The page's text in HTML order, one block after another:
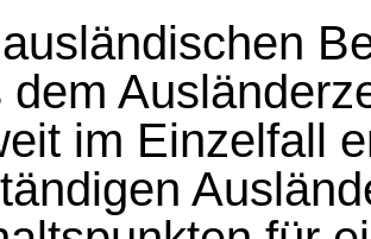
dem
im Einzelfall